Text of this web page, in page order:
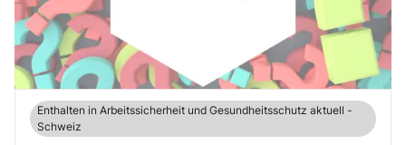
Enthalten in Arbeitssicherheit und Gesundheitsschutz aktuell -
Schweiz